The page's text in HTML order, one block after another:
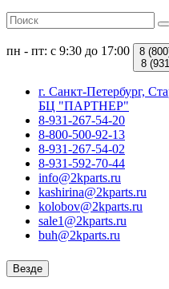
пн - пт: с 9:30 до 17:00 8
8
г. Санкт-Петербург,
БЦ "ПАРТНЕР"
8-931-267-54-20
8-800-500-92-13
8-931-267-54-02
8-931-592-70-44
info@2kparts.ru
kashirina@2kparts.ru
kolobov@2kparts.ru
sale1@2kparts.ru
buh@2kparts.ru
Везде